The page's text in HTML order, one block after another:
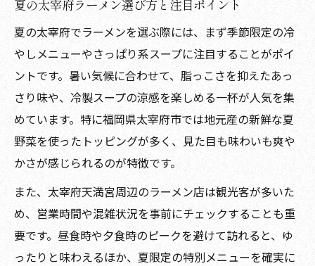
夏の太宰府ラーメン選び方と注目ポイント
夏の太宰府でラーメンを選ぶ際には、まず季節限定の冷
やしメニューやさっぱり系スープに注目することがポイ
ントです。暑い気候に合わせて、脂っこさを抑えたあっ
さり味や、冷製スープの涼感を楽しめる一杯が人気を集
めています。特に福岡県太宰府市では地元産の新鮮な夏
野菜を使ったトッピングが多く、見た目も味わいも爽や
かさが感じられるのが特徴です。
また、太宰府天満宮周辺のラーメン店は観光客が多いた
め、営業時間や混雑状況を事前にチェックすることも重
要です。昼食時や夕食時のピークを避けて訪れると、ゆ
ったりと味わえるほか、夏限定の特別メニューを確実に